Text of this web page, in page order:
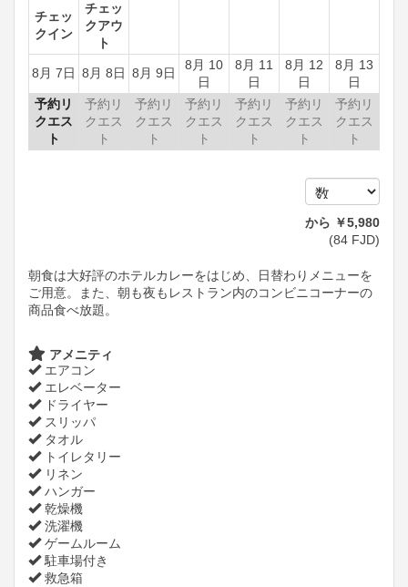
チェッ
クイン
チェッ
クアウ
ト
8月 7日 8月 8日 8月 9日
8月 10
日
8月 11
日
8月 12
日
8月 13
日
予約リ
クエス
ト
予約リ
クエス
ト
予約リ
クエス
ト
予約リ
クエス
ト
予約リ
クエス
ト
予約リ
クエス
ト
予約リ
クエス
ト
から ￥5,980
(84 FJD)
朝食は大好評のホテルカレーをはじめ、日替わりメニューを
ご用意。また、朝も夜もレストラン内のコンビニコーナーの
商品食べ放題。
アメニティ
エアコン
エレベーター
ドライヤー
スリッパ
タオル
トイレタリー
リネン
ハンガー
乾燥機
洗濯機
ゲームルーム
駐車場付き
救急箱